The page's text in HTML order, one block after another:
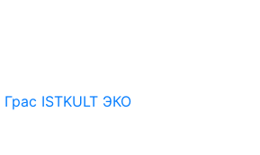
Грас ISTKULT ЭКО